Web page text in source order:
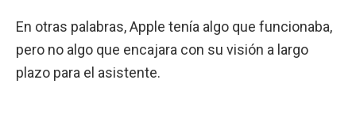
En otras palabras, Apple tenía algo que funcionaba,
pero no algo que encajara con su visión a largo
plazo para el asistente.